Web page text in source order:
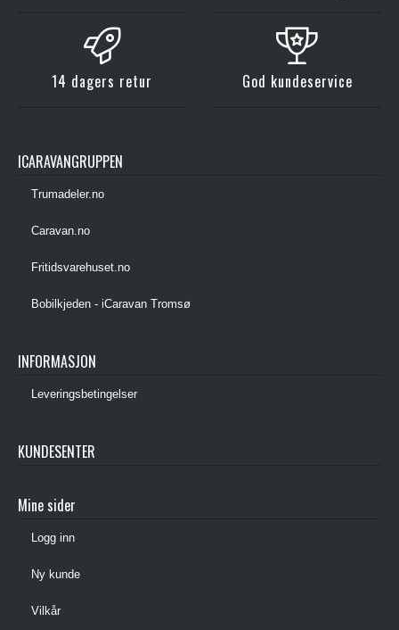
14 dagers retur God kundeservice
ICARAVANGRUPPEN
Trumadeler.no
Caravan.no
Fritidsvarehuset.no
Bobilkjeden - iCaravan Tromsø
INFORMASJON
Leveringsbetingelser
KUNDESENTER
Mine sider
Logg inn
Ny kunde
Vilkår